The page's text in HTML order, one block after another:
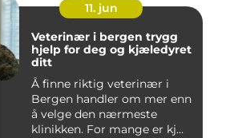
11. jun
Veterinær i bergen trygg
hjelp for deg og kjæledyret
ditt
Å finne riktig veterinær i
Bergen handler om mer enn
å velge den nærmeste
klinikken. For mange er kj...